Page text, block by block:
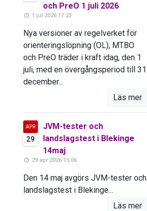
och PreO 1 juli 2026
1 jul 2026 17:23
Nya versioner av regelverket för
orienteringslöpning (OL), MTBO
och PreO träder i kraft idag, den 1
juli, med en övergångsperiod till 31
december...
Läs mer
APR
29
JVM-tester och
landslagstest i Blekinge
14maj
29 apr 2026 15:06
Den 14 maj avgörs JVM-tester och
landslagstest i Blekinge...
Läs mer